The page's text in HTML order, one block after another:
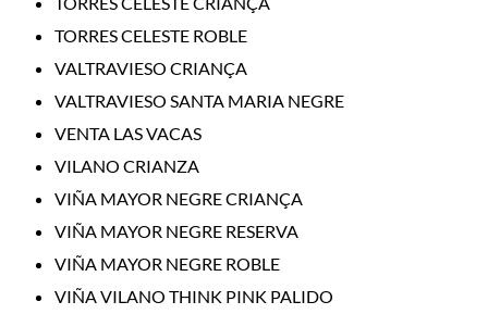
TORRES CELESTE ROBLE
VALTRAVIESO CRIANÇA
VALTRAVIESO SANTA MARIA NEGRE
VENTA LAS VACAS
VILANO CRIANZA
VIÑA MAYOR NEGRE CRIANÇA
VIÑA MAYOR NEGRE RESERVA
VIÑA MAYOR NEGRE ROBLE
VIÑA VILANO THINK PINK PALIDO